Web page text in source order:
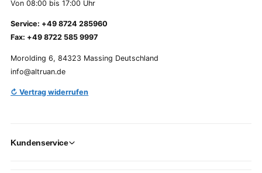
Von 08:00 bis 17:00 Uhr
Service: +49 8724 285960
Fax: +49 8722 585 9997
Morolding 6, 84323 Massing Deutschland
info@altruan.de
↻ Vertrag widerrufen
Kundenservice